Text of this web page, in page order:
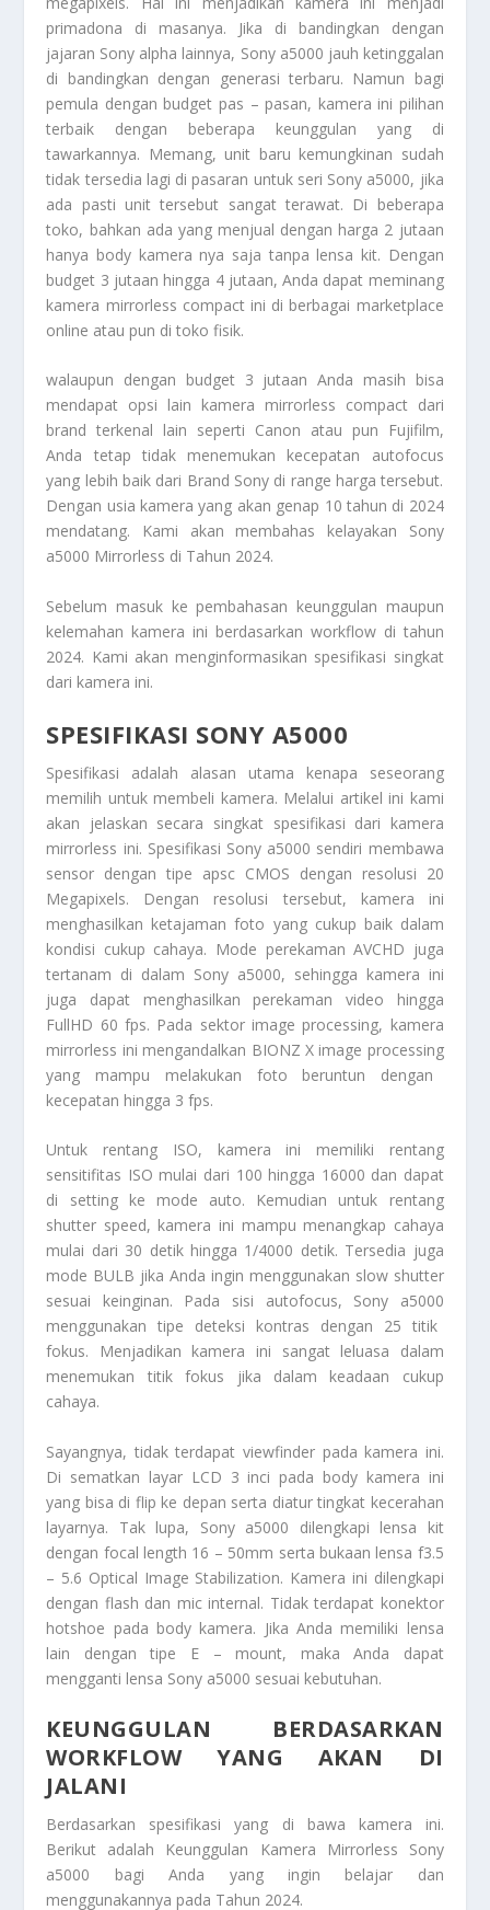
primadona di masanya. Jika di bandingkan dengan
jajaran Sony alpha lainnya, Sony a5000 jauh ketinggalan
di bandingkan dengan generasi terbaru. Namun bagi
pemula dengan budget pas – pasan, kamera ini pilihan
terbaik dengan beberapa keunggulan yang di
tawarkannya. Memang, unit baru kemungkinan sudah
tidak tersedia lagi di pasaran untuk seri Sony a5000, jika
ada pasti unit tersebut sangat terawat. Di beberapa
toko, bahkan ada yang menjual dengan harga 2 jutaan
hanya body kamera nya saja tanpa lensa kit. Dengan
budget 3 jutaan hingga 4 jutaan, Anda dapat meminang
kamera mirrorless compactini di berbagai marketplace
online atau pun di toko fisik.
walaupun dengan budget3 jutaan Anda masih bisa
mendapat opsi lain kamera mirrorless compactdari
brand terkenal lain seperti Canon atau pun Fujifilm,
Anda tetap tidak menemukan kecepatan autofocus
yang lebih baik dari Brand Sony di range harga tersebut.
Dengan usia kamera yang akan genap 10 tahun di 2024
mendatang. Kami akan membahas kelayakan Sony
a5000 Mirrorless di Tahun 2024.
Sebelum masuk ke pembahasan keunggulan maupun
kelemahan kamera ini berdasarkan workflowdi tahun
2024. Kami akan menginformasikan spesifikasi singkat
dari kamera ini.
SPESIFIKASI SONY A5000
Spesifikasi adalah alasan utama kenapa seseorang
memilih untuk membeli kamera. Melalui artikel ini kami
akan jelaskan secara singkat spesifikasi dari kamera
mirrorless ini. Spesifikasi Sony a5000 sendiri membawa
sensor dengan tipe apsc CMOS dengan resolusi 20
Megapixels. Dengan resolusi tersebut, kamera ini
menghasilkan ketajaman foto yang cukup baik dalam
kondisi cukup cahaya. Mode perekaman AVCHD juga
tertanam di dalam Sony a5000, sehingga kamera ini
juga dapat menghasilkan perekaman video hingga
FullHD 60 fps. Pada sektor image processing, kamera
mirrorless ini mengandalkan BIONZ X image processing
yang mampu melakukan foto beruntun dengan
kecepatan hingga 3 fps.
Untuk rentang ISO, kamera ini memiliki rentang
sensitifitas ISO mulai dari 100 hingga 16000 dan dapat
di setting ke mode auto. Kemudian untuk rentang
shutter speed, kamera ini mampu menangkap cahaya
mulai dari 30 detik hingga 1/4000 detik. Tersedia juga
mode BULB jika Anda ingin menggunakan slow shutter
sesuai keinginan. Pada sisi autofocus, Sony a5000
menggunakan tipe deteksi kontras dengan 25 titik
fokus. Menjadikan kamera ini sangat leluasa dalam
menemukan titik fokus jika dalam keadaan cukup
cahaya.
Sayangnya, tidak terdapat viewfinder pada kamera ini.
Di sematkan layar LCD 3 inci pada body kamera ini
yang bisa di flip ke depan serta diatur tingkat kecerahan
layarnya. Tak lupa, Sony a5000 dilengkapi lensa kit
dengan focal length 16 – 50mm serta bukaan lensa f3.5
– 5.6 Optical Image Stabilization. Kamera ini dilengkapi
dengan flash dan micinternal. Tidak terdapat konektor
hotshoe pada body kamera. Jika Anda memiliki lensa
lain dengan tipe E – mount, maka Anda dapat
mengganti lensa Sony a5000 sesuai kebutuhan.
KEUNGGULAN BERDASARKAN
WORKFLOW YANG AKAN DI
JALANI
Berdasarkan spesifikasi yang di bawa kamera ini.
Berikut adalah Keunggulan Kamera Mirrorless Sony
a5000 bagi Anda yang ingin belajar dan
menggunakannya pada Tahun 2024.